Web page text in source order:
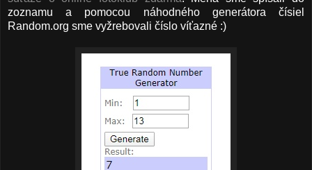
zoznamu a pomocou náhodného generátora čísiel
Random.org sme vyžrebovali číslo víťazné :)